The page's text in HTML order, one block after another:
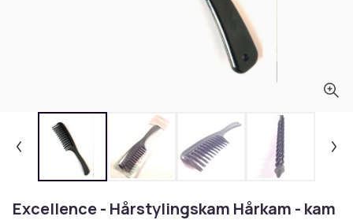
Excellence - Hårstylingskam Hårkam - kam